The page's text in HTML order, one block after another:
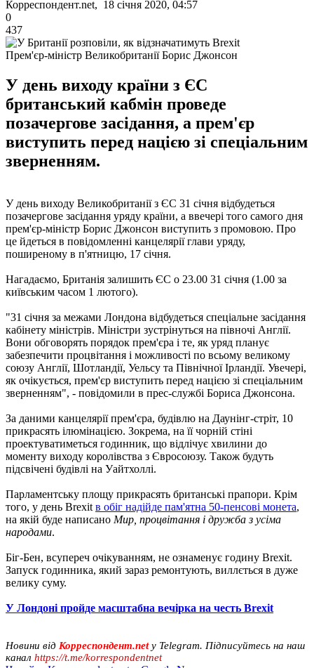
Корреспондент.net, 18 січня 2020, 04:57
0
437
Прем'єр-міністр Великобританії Борис Джонсон
У день виходу країни з ЄС
британський кабмін проведе
позачергове засідання, а прем'єр
виступить перед нацією зі спеціальним
зверненням.
У день виходу Великобританії з ЄС 31 січня відбудеться
позачергове засідання уряду країни, а ввечері того самого дня
прем'єр-міністр Борис Джонсон виступить з промовою. Про
це йдеться в повідомленні канцелярії глави уряду,
поширеному в п'ятницю, 17 січня.
Нагадаємо, Британія залишить ЄС о 23.00 31 січня (1.00 за
київським часом 1 лютого).
"31 січня за межами Лондона відбудеться спеціальне засідання
кабінету міністрів. Міністри зустрінуться на півночі Англії.
Вони обговорять порядок прем'єра і те, як уряд планує
забезпечити процвітання і можливості по всьому великому
союзу Англії, Шотландії, Уельсу та Північної Ірландії. Увечері,
як очікується, прем'єр виступить перед нацією зі спеціальним
зверненням", - повідомили в прес-службі Бориса Джонсона.
За даними канцелярії прем'єра, будівлю на Даунінг-стріт, 10
прикрасять ілюмінацією. Зокрема, на її чорній стіні
проектуватиметься годинник, що відлічує хвилини до
моменту виходу королівства з Євросоюзу. Також будуть
підсвічені будівлі на Уайтхоллі.
Парламентську площу прикрасять британські прапори. Крім
того, у день Brexit в обіг надійде пам'ятна 50-пенсові монета,
на якій буде написано Мир, процвітання і дружба з усіма
народами.
Біг-Бен, всупереч очікуванням, не ознаменує годину Brexit.
Запуск годинника, який зараз ремонтують, виллється в дуже
велику суму.
У Лондоні пройде масштабна вечірка на честь Brexit
Новини від Корреспондент.net у Telegram. Підписуйтесь на наш
канал https://t.me/korrespondentnet